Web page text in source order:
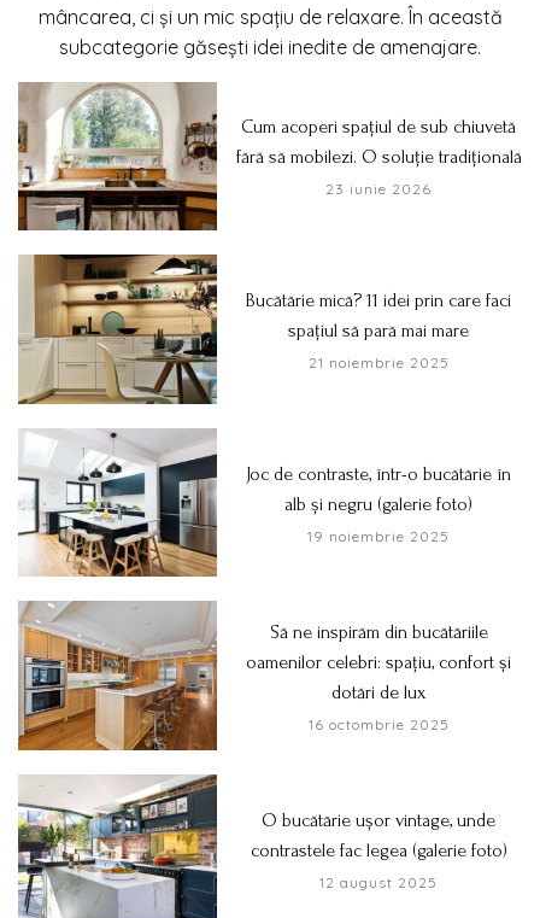
mâncarea, ci și un mic spațiu de relaxare. În această
subcategorie găsești idei inedite de amenajare.
Cum acoperi spațiul de sub chiuvetă
fără să mobilezi. O soluție tradițională
23 iunie 2026
Bucătărie mică? 11 idei prin care faci
spațiul să pară mai mare
21 noiembrie 2025
Joc de contraste, într-o bucătărie în
alb și negru (galerie foto)
19 noiembrie 2025
Să ne inspirăm din bucătăriile
oamenilor celebri: spațiu, confort și
dotări de lux
16 octombrie 2025
O bucătărie ușor vintage, unde
contrastele fac legea (galerie foto)
12 august 2025